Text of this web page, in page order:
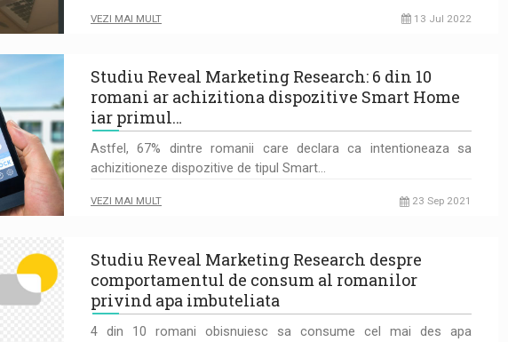
VEZI MAI MULT 13 Jul 2022
Studiu Reveal Marketing Research: 6 din 10
romani ar achizitiona dispozitive Smart Home
iar primul…
Astfel, 67% dintre romanii care declara ca intentioneaza sa
achizitioneze dispozitive de tipul Smart…
VEZI MAI MULT 23 Sep 2021
Studiu Reveal Marketing Research despre
comportamentul de consum al romanilor
privind apa imbuteliata
4 din 10 romani obisnuiesc sa consume cel mai des apa